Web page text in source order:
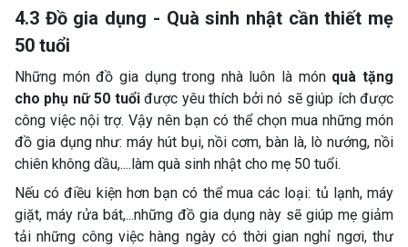
4.3 Đồ gia dụng - Quà sinh nhật cần thiết mẹ
50 tuổi
Những món đồ gia dụng trong nhà luôn là món quà tặng
cho phụ nữ 50 tuổiđược yêu thích bởi nó sẽ giúp ích được
công việc nội trợ. Vậy nên bạn có thể chọn mua những món
đồ gia dụng như: máy hút bụi, nồi cơm, bàn là, lò nướng, nồi
chiên không dầu,....làm quà sinh nhật cho mẹ 50 tuổi.
Nếu có điều kiện hơn bạn có thể mua các loại: tủ lạnh, máy
giặt, máy rửa bát,...những đồ gia dụng này sẽ giúp mẹ giảm
tải những công việc hàng ngày có thời gian nghỉ ngơi, thư